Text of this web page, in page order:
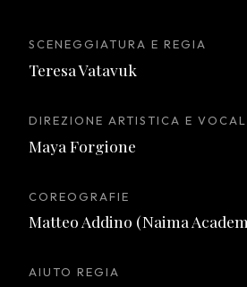
SCENEGGIATURA E REGIA
Teresa Vatavuk
DIREZIONE ARTISTICA E
Maya Forgione
COREOGRAFIE
Matteo Addino (Naima
AIUTO REGIA